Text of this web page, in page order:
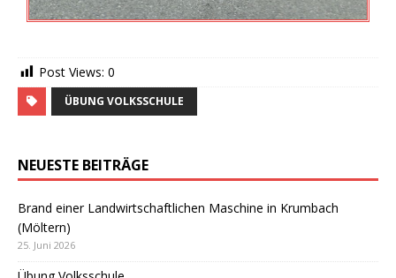
Post Views: 0
ÜBUNG VOLKSSCHULE
NEUESTE BEITRÄGE
Brand einer Landwirtschaftlichen Maschine in Krumbach
(Möltern)
25. Juni 2026